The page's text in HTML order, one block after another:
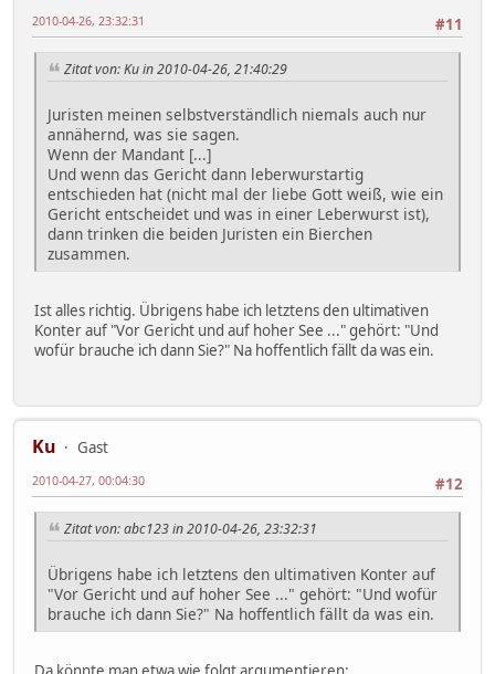
#11
2010-04-26, 23:32:31
Zitat von: Ku in 2010-04-26, 21:40:29
Juristen meinen selbstverständlich niemals auch nur
annähernd, was sie sagen.
Wenn der Mandant [...]
Und wenn das Gericht dann leberwurstartig
entschieden hat (nicht mal der liebe Gott weiß, wie ein
Gericht entscheidet und was in einer Leberwurst ist),
dann trinken die beiden Juristen ein Bierchen
zusammen.
Ist alles richtig. Übrigens habe ich letztens den ultimativen
Konter auf "Vor Gericht und auf hoher See ..." gehört: "Und
wofür brauche ich dann Sie?" Na hoffentlich fällt da was ein.
Ku
Gast
#12
2010-04-27, 00:04:30
Zitat von: abc123 in 2010-04-26, 23:32:31
Übrigens habe ich letztens den ultimativen Konter auf
"Vor Gericht und auf hoher See ..." gehört: "Und wofür
brauche ich dann Sie?" Na hoffentlich fällt da was ein.